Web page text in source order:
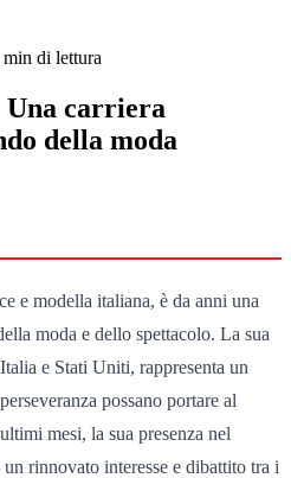
min di lettura
Una carriera
della moda
e modella italiana, è da anni una
moda e dello spettacolo. La sua
e Stati Uniti, rappresenta un
possano portare al
mesi, la sua presenza nel
rinnovato interesse e dibattito tra i